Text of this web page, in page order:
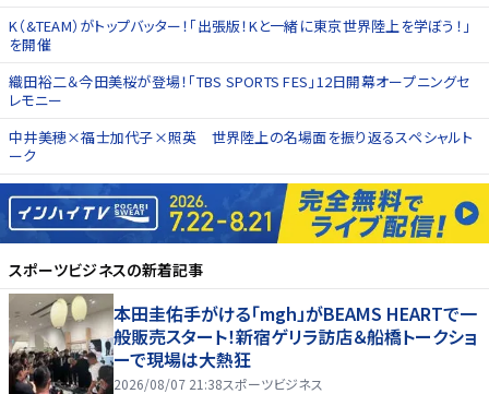
K（&TEAM）がトップバッター！「出張版！Kと一緒に東京世界陸上を学ぼう！」
を開催
織田裕二＆今田美桜が登場！「TBS SPORTS FES」12日開幕オープニングセ
レモニー
中井美穂×福士加代子×照英 世界陸上の名場面を振り返るスペシャルト
ーク
スポーツビジネスの新着記事
本田圭佑手がける「mgh」がBEAMS HEARTで一
般販売スタート！新宿ゲリラ訪店＆船橋トークショ
ーで現場は大熱狂
2026/08/07 21:38スポーツビジネス